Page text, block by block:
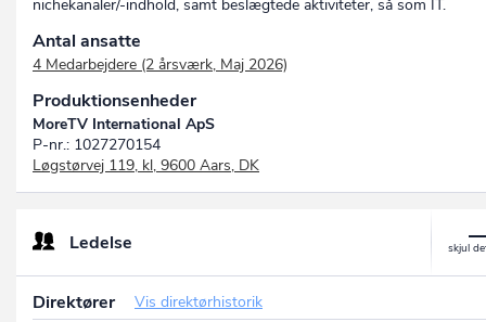
nichekanaler/-indhold, samt beslægtede aktiviteter, så som IT.
Antal ansatte
4 Medarbejdere (2 årsværk, Maj 2026)
Produktionsenheder
MoreTV International ApS
P-nr.: 1027270154
Løgstørvej 119, kl, 9600 Aars, DK
Ledelse
Direktører Vis direktørhistorik